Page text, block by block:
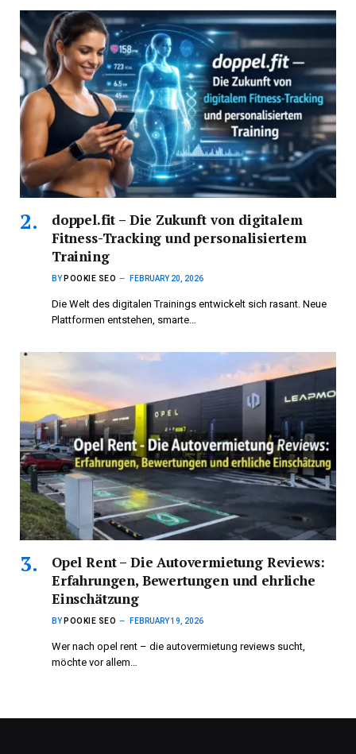
doppel.fit – Die Zukunft von digitalem
Fitness-Tracking und personalisiertem
Training
BY POOKIE SEO FEBRUARY 20, 2026
Die Welt des digitalen Trainings entwickelt sich rasant. Neue
Plattformen entstehen, smarte…
Opel Rent – Die Autovermietung Reviews:
Erfahrungen, Bewertungen und ehrliche
Einschätzung
BY POOKIE SEO FEBRUARY 19, 2026
Wer nach opel rent – die autovermietung reviews sucht,
möchte vor allem…